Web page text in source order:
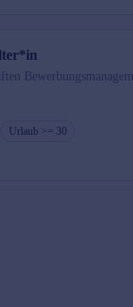
Urlaub >= 30